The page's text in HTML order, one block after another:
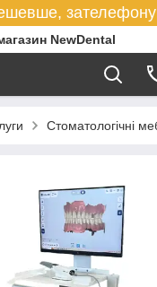
NewDental
Стоматологічні